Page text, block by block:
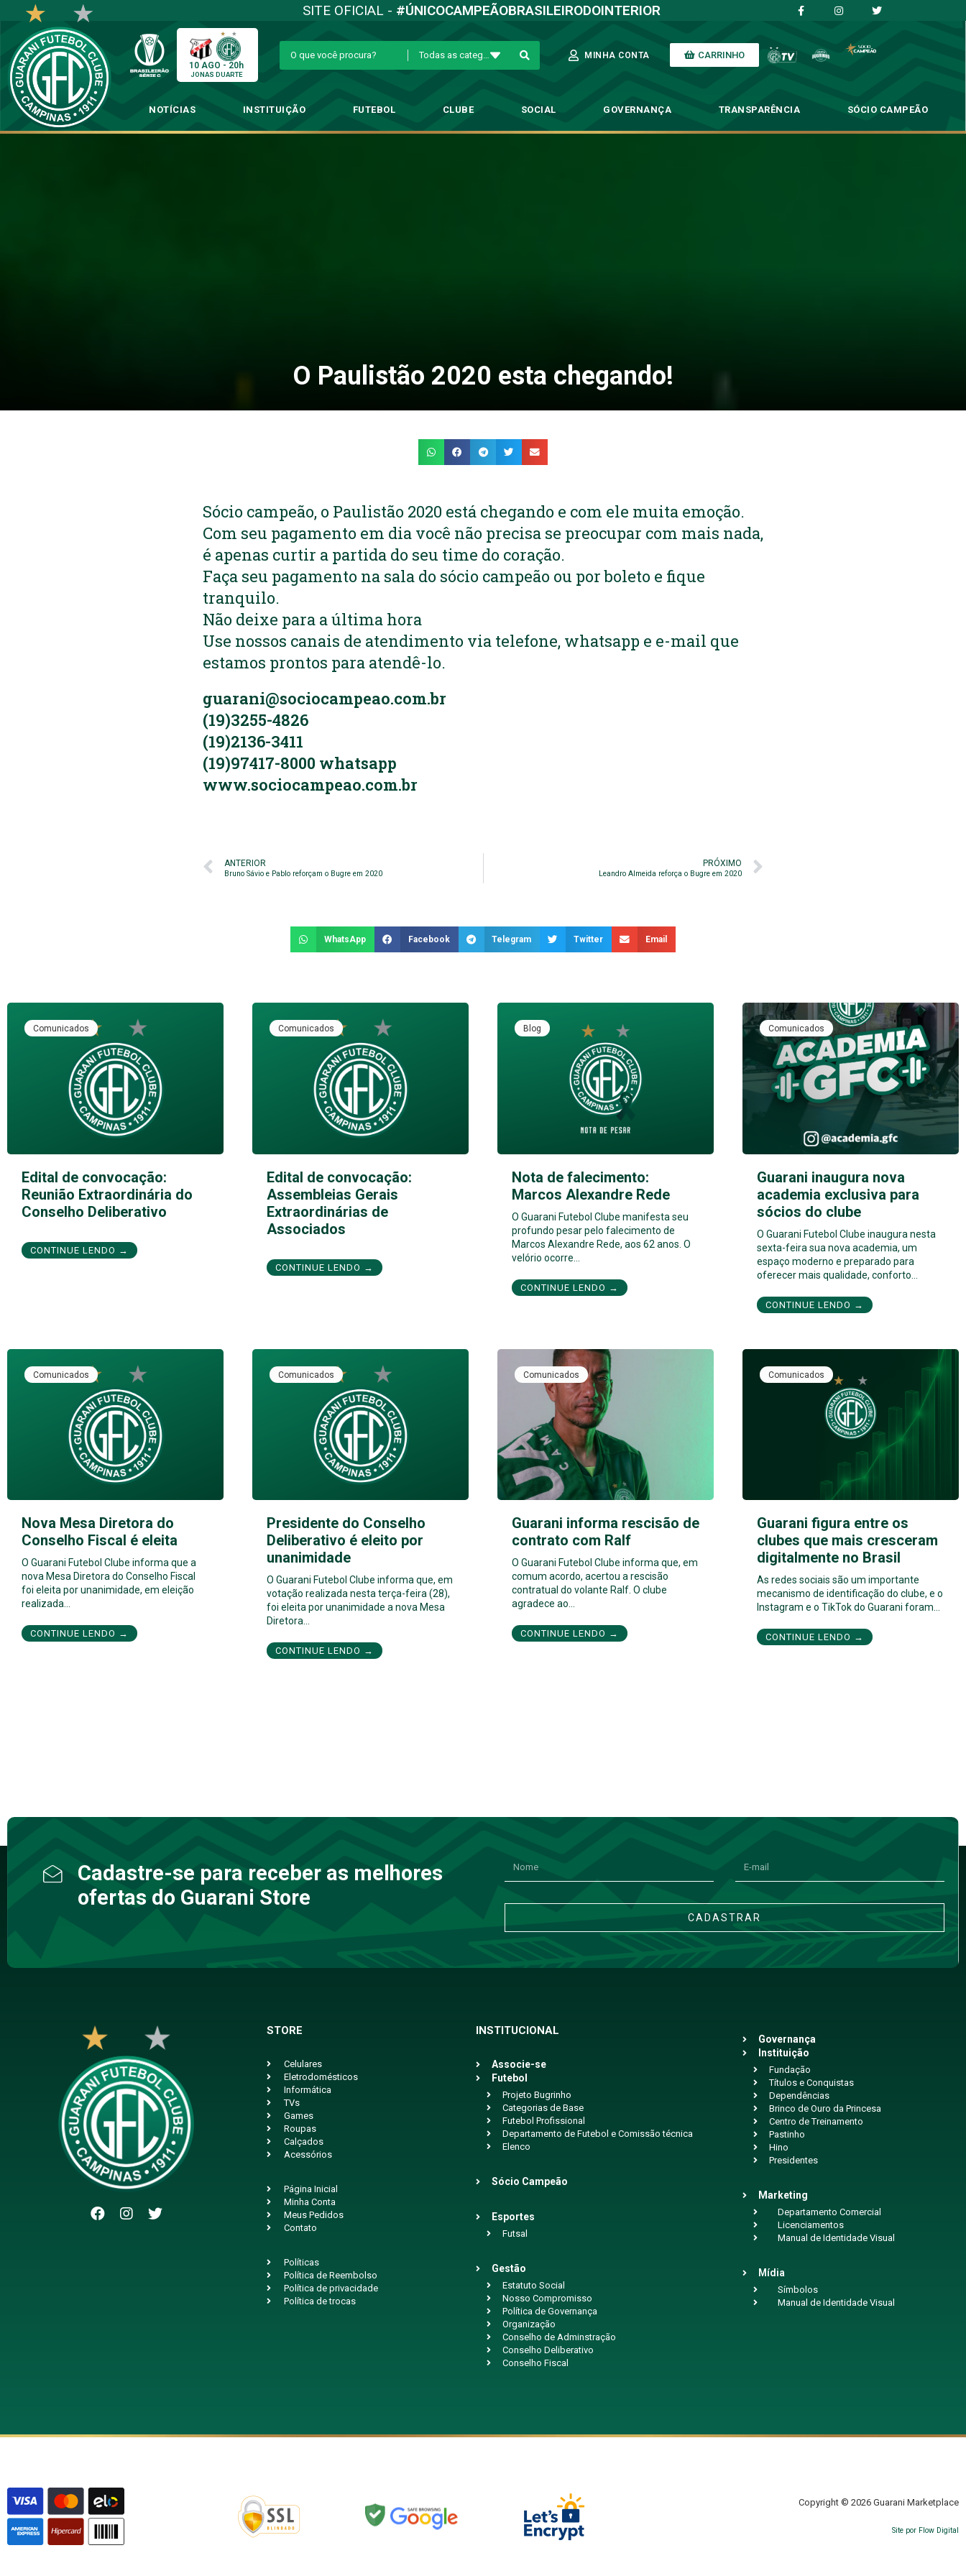
SITE OFICIAL - #ÚNICOCAMPEÃOBRASILEIRODOINTERIOR
10 AGO - 20h
JONAS DUARTE
MINHA CONTA CARRINHO
NOTÍCIAS INSTITUIÇÃO FUTEBOL CLUBE SOCIAL GOVERNANÇA TRANSPARÊNCIA SÓCIO CAMPEÃO
O Paulistão 2020 esta chegando!
Sócio campeão, o Paulistão 2020 está chegando e com ele muita emoção.
Com seu pagamento em dia você não precisa se preocupar com mais nada,
é apenas curtir a partida do seu time do coração.
Faça seu pagamento na sala do sócio campeão ou por boleto e fique
tranquilo.
Não deixe para a última hora
Use nossos canais de atendimento via telefone, whatsapp e e-mail que
estamos prontos para atendê-lo.
guarani@sociocampeao.com.br
(19)3255-4826
(19)2136-3411
(19)97417-8000 whatsapp
www.sociocampeao.com.br
ANTERIOR
Bruno Sávio e Pablo reforçam o Bugre em 2020
PRÓXIMO
Leandro Almeida reforça o Bugre em 2020
WhatsApp Facebook Telegram Twitter Email
Comunicados
Edital de convocação:
Reunião Extraordinária do
Conselho Deliberativo
CONTINUE LENDO →
Comunicados
Edital de convocação:
Assembleias Gerais
Extraordinárias de
Associados
CONTINUE LENDO →
Blog
Nota de falecimento:
Marcos Alexandre Rede
O Guarani Futebol Clube manifesta seu
profundo pesar pelo falecimento de
Marcos Alexandre Rede, aos 62 anos. O
velório ocorre…
CONTINUE LENDO →
Comunicados
Guarani inaugura nova
academia exclusiva para
sócios do clube
O Guarani Futebol Clube inaugura nesta
sexta-feira sua nova academia, um
espaço moderno e preparado para
oferecer mais qualidade, conforto…
CONTINUE LENDO →
Comunicados
Nova Mesa Diretora do
Conselho Fiscal é eleita
O Guarani Futebol Clube informa que a
nova Mesa Diretora do Conselho Fiscal
foi eleita por unanimidade, em eleição
realizada…
CONTINUE LENDO →
Comunicados
Presidente do Conselho
Deliberativo é eleito por
unanimidade
O Guarani Futebol Clube informa que, em
votação realizada nesta terça-feira (28),
foi eleita por unanimidade a nova Mesa
Diretora…
CONTINUE LENDO →
Comunicados
Guarani informa rescisão de
contrato com Ralf
O Guarani Futebol Clube informa que, em
comum acordo, acertou a rescisão
contratual do volante Ralf. O clube
agradece ao…
CONTINUE LENDO →
Comunicados
Guarani figura entre os
clubes que mais cresceram
digitalmente no Brasil
As redes sociais são um importante
mecanismo de identificação do clube, e o
Instagram e o TikTok do Guarani foram…
CONTINUE LENDO →
Cadastre-se para receber as melhores
ofertas do Guarani Store
CADASTRAR
STORE
Celulares
Eletrodomésticos
Informática
TVs
Games
Roupas
Calçados
Acessórios
Página Inicial
Minha Conta
Meus Pedidos
Contato
Políticas
Política de Reembolso
Política de privacidade
Política de trocas
INSTITUCIONAL
Associe-se
Futebol
Projeto Bugrinho
Categorias de Base
Futebol Profissional
Departamento de Futebol e Comissão técnica
Elenco
Sócio Campeão
Esportes
Futsal
Gestão
Estatuto Social
Nosso Compromisso
Política de Governança
Organização
Conselho de Adminstração
Conselho Deliberativo
Conselho Fiscal
Governança
Instituição
Fundação
Títulos e Conquistas
Dependências
Brinco de Ouro da Princesa
Centro de Treinamento
Pastinho
Hino
Presidentes
Marketing
Departamento Comercial
Licenciamentos
Manual de Identidade Visual
Mídia
Símbolos
Manual de Identidade Visual
Copyright © 2026 Guarani Marketplace
Site por Flow Digital